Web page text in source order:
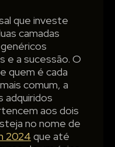
que investe
camadas
e a sucessão. O
quem é cada
comum, a
adquiridos
aos dois
no nome de
2024 que até